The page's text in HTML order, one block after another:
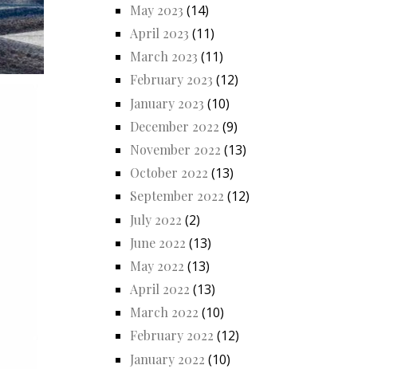
May 2023 (14)
April 2023 (11)
March 2023 (11)
February 2023 (12)
January 2023 (10)
December 2022 (9)
November 2022 (13)
October 2022 (13)
September 2022 (12)
July 2022 (2)
June 2022 (13)
May 2022 (13)
April 2022 (13)
March 2022 (10)
February 2022 (12)
January 2022 (10)